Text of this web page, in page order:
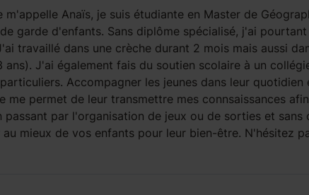
m'appelle Anaïs, je suis étudiante en Master de
garde d'enfants. Sans diplôme spécialisé, j'ai
travaillé dans une crèche durant 2 mois mais aussi
ans). J'ai également fais du soutien scolaire à un
Accompagner les jeunes dans leur
me permet de leur transmettre mes connsaissances
passant par l'organisation de jeux ou de sorties et
mieux de vos enfants pour leur bien-être. N'hésitez